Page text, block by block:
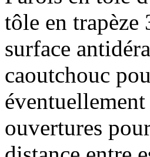
tôle en trapèze
surface
caoutchouc
ouvertures